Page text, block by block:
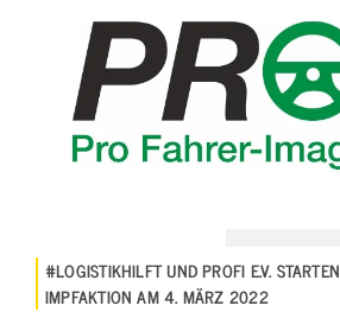
#LOGISTIKHILFT UND PROFI E.V.
IMPFAKTION AM 4. MÄRZ 2022